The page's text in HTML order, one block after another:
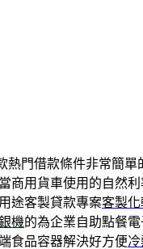
熱門借款條件非常簡單
商用貨車使用的自然
途客製貸款專案客製化
機的為企業自助點餐
食品容器解決好方便